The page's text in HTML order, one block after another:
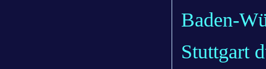
Baden-
Stuttgart